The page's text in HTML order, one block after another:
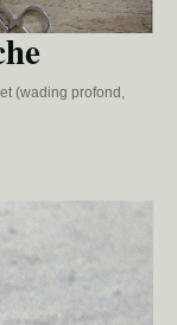
(wading profond,